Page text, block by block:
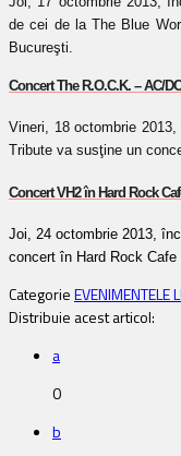
de cei de la The Blue
Bucureşti.
Concert The R.O.C.K. – AC/
Vineri, 18 octombrie
Tribute va susţine un
Concert VH2 în Hard Rock
Joi, 24 octombrie 2013,
concert în Hard Rock Cafe
CategorieEVENIMENTELE
Distribuie acest articol:
a
0
b